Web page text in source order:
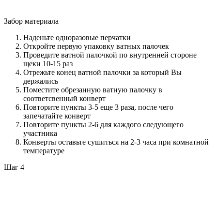
Забор материала
Наденьте одноразовые перчатки
Откройте первую упаковку ватных палочек
Проведите ватной палочкой по внутренней стороне
щеки 10-15 раз
Отрежьте конец ватной палочки за который Вы
держались
Поместите обрезанную ватную палочку в
соответсвенный конверт
Повторите пункты 3-5 еще 3 раза, после чего
запечатайте конверт
Повторите пункты 2-6 для каждого следующего
участника
Конверты оставьте сушиться на 2-3 часа при комнатной
температуре
Шаг 4